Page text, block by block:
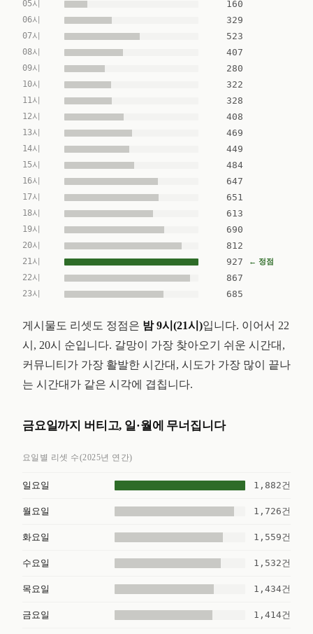
05시 160
06시 329
07시 523
08시 407
09시 280
10시 322
11시 328
12시 408
13시 469
14시 449
15시 484
16시 647
17시 651
18시 613
19시 690
20시 812
21시 927 ← 정점
22시 867
23시 685
게시물도 리셋도 정점은 밤 9시(21시)입니다. 이어서 22
시, 20시 순입니다. 갈망이 가장 찾아오기 쉬운 시간대,
커뮤니티가 가장 활발한 시간대, 시도가 가장 많이 끝나
는 시간대가 같은 시각에 겹칩니다.
금요일까지 버티고, 일·월에 무너집니다
요일별 리셋 수(2025년 연간)
일요일 1,882건
월요일 1,726건
화요일 1,559건
수요일 1,532건
목요일 1,434건
금요일 1,414건